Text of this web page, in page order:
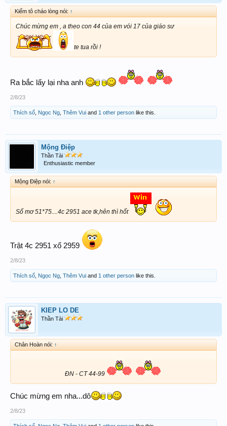
Kiếm tô cháo lòng nói: ↑
Chúc mừng em , a theo con 44 của em vói 17 của giáo sư
te tua rồi !
Ra bắc lấy lại nha anh
2/8/23
Thích số Ngọc Ng Thêm Vui and 1 other person like this.
Mộng Điệp
Thần Tài
Enthusiastic member
Mộng Điệp nói: ↑
Số mơ 51*75....4c 2951 ace tk,hên thì hốt
Trật 4c 2951 xổ 2959
2/8/23
Thích số Ngọc Ng Thêm Vui and 1 other person like this.
KIEP LO DE
Thần Tài
Chân Hoàn nói: ↑
ĐN - CT 44-99
Chúc mừng em nha...dô
2/8/23